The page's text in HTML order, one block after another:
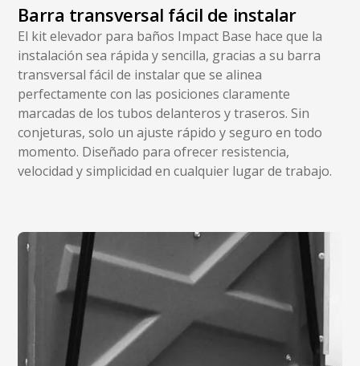
Barra transversal fácil de instalar
El kit elevador para baños Impact Base hace que la
instalación sea rápida y sencilla, gracias a su barra
transversal fácil de instalar que se alinea
perfectamente con las posiciones claramente
marcadas de los tubos delanteros y traseros. Sin
conjeturas, solo un ajuste rápido y seguro en todo
momento. Diseñado para ofrecer resistencia,
velocidad y simplicidad en cualquier lugar de trabajo.